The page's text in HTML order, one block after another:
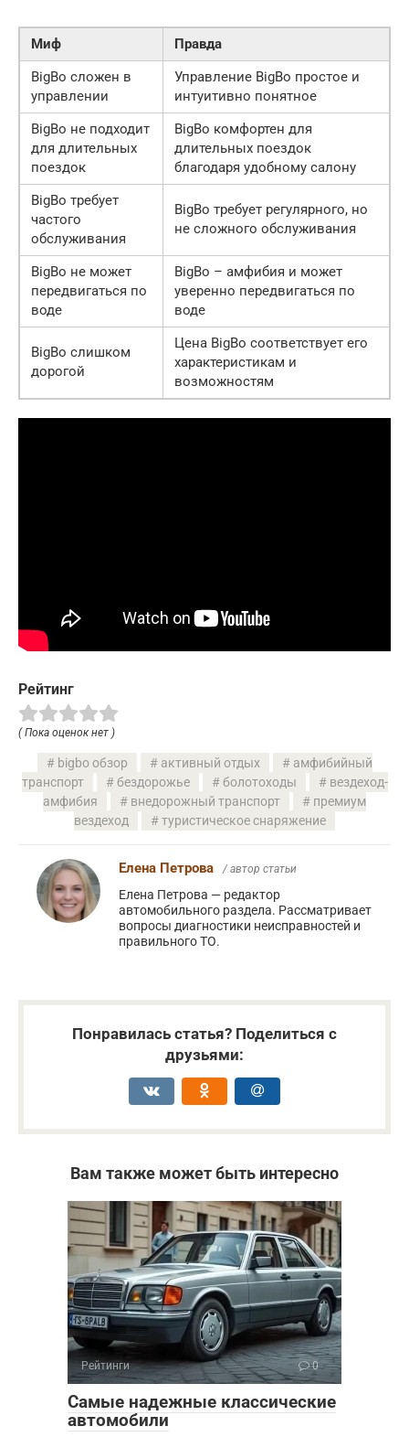
Миф
Правда
BigBo сложен в
управлении
Управление BigBo простое и
интуитивно понятное
BigBo не подходит
для длительных
поездок
BigBo комфортен для
длительных поездок
благодаря удобному салону
BigBo требует
частого
обслуживания
BigBo требует регулярного, но
не сложного обслуживания
BigBo не может
передвигаться по
воде
BigBo – амфибия и может
уверенно передвигаться по
воде
BigBo слишком
дорогой
Цена BigBo соответствует его
характеристикам и
возможностям
Рейтинг
( Пока оценок нет )
bigbo обзор активный отдых
амфибийный
транспорт
бездорожье болотоходы
вездеход-
амфибия
внедорожный транспорт
премиум
вездеход
туристическое снаряжение
Елена Петрова / автор статьи
Елена Петрова — редактор
автомобильного раздела. Рассматривает
вопросы диагностики неисправностей и
правильного ТО.
Понравилась статья? Поделиться с
друзьями:
Вам также может быть интересно
Рейтинги 0
Самые надежные классические
автомобили